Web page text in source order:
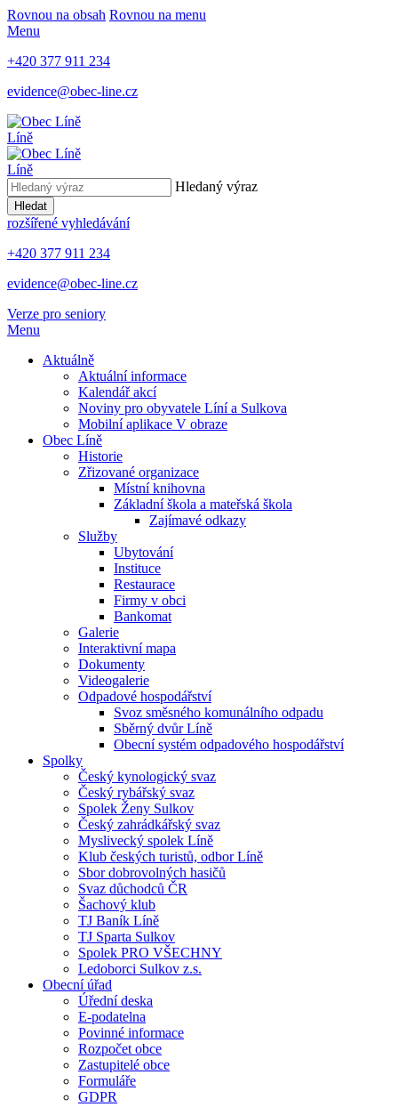
Rovnou na obsah Rovnou na menu
Menu
+420 377 911 234
evidence@obec-line.cz
Líně
Líně
Hledaný výraz
Hledat
rozšířené vyhledávání
+420 377 911 234
evidence@obec-line.cz
Verze pro seniory
Menu
Aktuálně
Aktuální informace
Kalendář akcí
Noviny pro obyvatele Líní a Sulkova
Mobilní aplikace V obraze
Obec Líně
Historie
Zřizované organizace
Místní knihovna
Základní škola a mateřská škola
Zajímavé odkazy
Služby
Ubytování
Instituce
Restaurace
Firmy v obci
Bankomat
Galerie
Interaktivní mapa
Dokumenty
Videogalerie
Odpadové hospodářství
Svoz směsného komunálního odpadu
Sběrný dvůr Líně
Obecní systém odpadového hospodářství
Spolky
Český kynologický svaz
Český rybářský svaz
Spolek Ženy Sulkov
Český zahrádkářský svaz
Myslivecký spolek Líně
Klub českých turistů, odbor Líně
Sbor dobrovolných hasičů
Svaz důchodců ČR
Šachový klub
TJ Baník Líně
TJ Sparta Sulkov
Spolek PRO VŠECHNY
Ledoborci Sulkov z.s.
Obecní úřad
Úřední deska
E-podatelna
Povinné informace
Rozpočet obce
Zastupitelé obce
Formuláře
GDPR